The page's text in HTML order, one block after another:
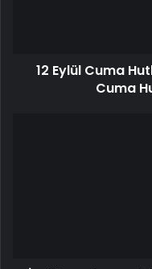
12 Eylül Cuma
Cuma